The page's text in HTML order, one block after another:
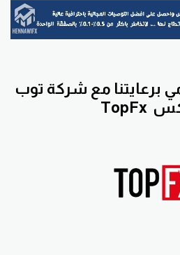
برعايتنا مع شركة توب
TopFx